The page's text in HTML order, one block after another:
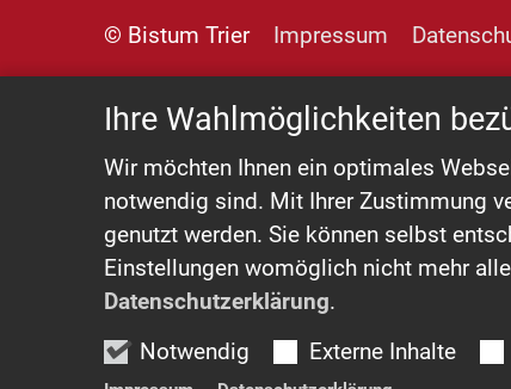
Ihre Wahlmöglichkeiten
Wir möchten Ihnen ein optimales
notwendig sind. Mit Ihrer Zustimmung
genutzt werden. Sie können selbst
Einstellungen womöglich nicht mehr
Datenschutzerklärung.
Notwendig
Externe Inhalte
© Bistum Trier Impressum